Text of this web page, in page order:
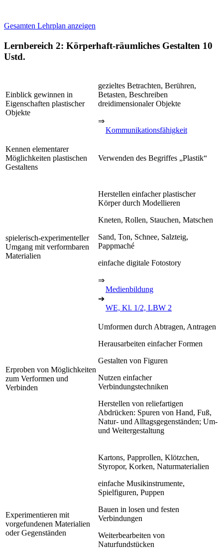
Gesamten Lehrplan anzeigen
Lernbereich 2: Körperhaft-räumliches Gestalten 10
Ustd.
Einblick gewinnen in
Eigenschaften plastischer
Objekte
gezieltes Betrachten, Berühren,
Betasten, Beschreiben
dreidimensionaler Objekte
⇒
Kommunikationsfähigkeit
Kennen elementarer
Möglichkeiten plastischen
Gestaltens
Verwenden des Begriffes „Plastik“
spielerisch-experimenteller
Umgang mit verformbaren
Materialien
Herstellen einfacher plastischer
Körper durch Modellieren
Kneten, Rollen, Stauchen, Matschen
Sand, Ton, Schnee, Salzteig,
Pappmaché
einfache digitale Fotostory
⇒
Medienbildung
➔
WE, Kl. 1/2, LBW 2
Erproben von Möglichkeiten
zum Verformen und
Verbinden
Umformen durch Abtragen, Antragen
Herausarbeiten einfacher Formen
Gestalten von Figuren
Nutzen einfacher
Verbindungstechniken
Herstellen von reliefartigen
Abdrücken: Spuren von Hand, Fuß,
Natur- und Alltagsgegenständen; Um-
und Weitergestaltung
Experimentieren mit
vorgefundenen Materialien
oder Gegenständen
Kartons, Papprollen, Klötzchen,
Styropor, Korken, Naturmaterialien
einfache Musikinstrumente,
Spielfiguren, Puppen
Bauen in losen und festen
Verbindungen
Weiterbearbeiten von
Naturfundstücken